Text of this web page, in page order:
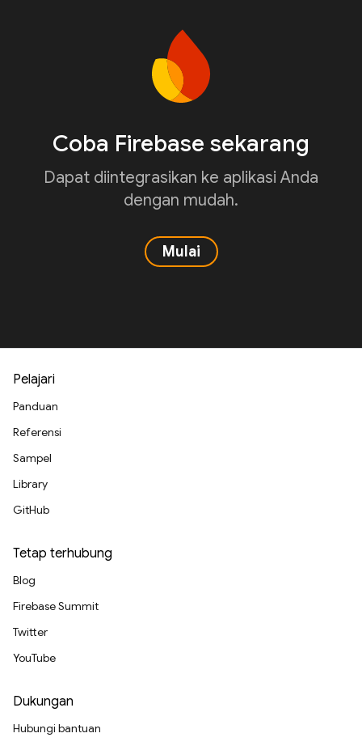
Coba Firebase sekarang
Dapat diintegrasikan ke aplikasi Anda
dengan mudah.
Mulai
Pelajari
Panduan
Referensi
Sampel
Library
GitHub
Tetap terhubung
Blog
Firebase Summit
Twitter
YouTube
Dukungan
Hubungi bantuan